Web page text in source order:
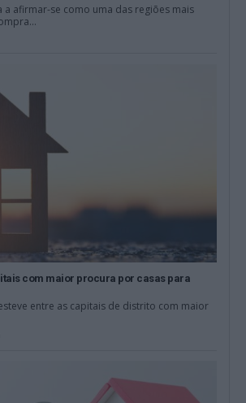
a afirmar-se como uma das regiões mais
com maior procura por casas para
entre as capitais de distrito com maior